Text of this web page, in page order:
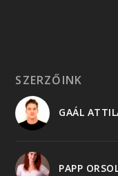
SZERZŐINK
GAÁL
PAPP